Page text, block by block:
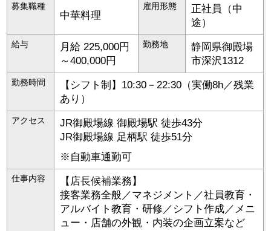
募集職種
中華料理
雇用形態
正社員（中
途）
給与
月給 225,000円
～400,000円
勤務地 静岡県御殿場
市深沢1312
勤務時間
【シフト制】10:30－22:30（実働8h／残業
あり）
アクセス
JR御殿場線 御殿場駅 徒歩43分
JR御殿場線 足柄駅 徒歩51分
※自動車通勤可
仕事内容
【店長候補業務】
接客業務全般／マネジメント／社員教育・
アルバイト教育・研修／シフト作成／メニ
ュー・店舗の外観・内装の企画立案など